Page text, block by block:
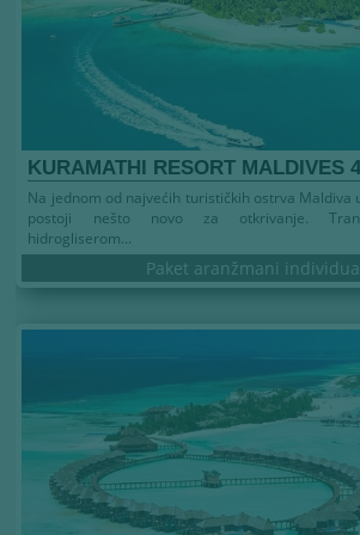
KURAMATHI RESORT MALDIVES
Na jednom od najvećih turističkih ostrva Maldiva
postoji nešto novo za otkrivanje.
hidrogliserom...
Paket aranžmani